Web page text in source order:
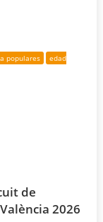
populares
edad
de
2026